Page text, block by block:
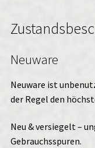
Neuware
Neuware ist
der Regel den
Neu & versiegelt –
Gebrauchsspuren.